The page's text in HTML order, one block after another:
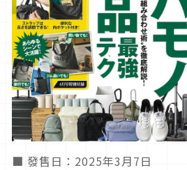
■ 發售日：2025年3月7日